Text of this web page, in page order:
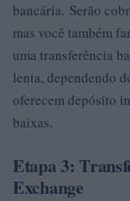
bancária. Serão
mas você também
uma transferência
lenta, dependendo
oferecem depósito
baixas.
Etapa 3:
Exchange